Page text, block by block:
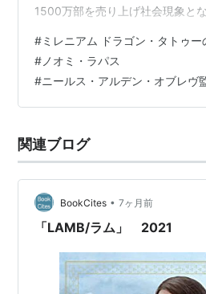
プロメテウス（2012） 出演
シャーロック・ホームズ シャ
演
ミレニアム3 眠れる女と狂卓
1500万部を売り上げ社会現象と
【ダ・ヴィンチ・コード】を超え
ーと絶賛され1500万部を売り上
題作が遂に映画化！日本でも絶賛
ン発の壮大なトリロジーは映画
ティーグ・ラーソンは…
#ミレニアム ドラゴン・タトゥー
# ノオミ・ラパス
#ニールス・アルデン・オブレヴ
関連ブログ
BookCites • 7ヶ月前
「LAMB/ラム」 2021